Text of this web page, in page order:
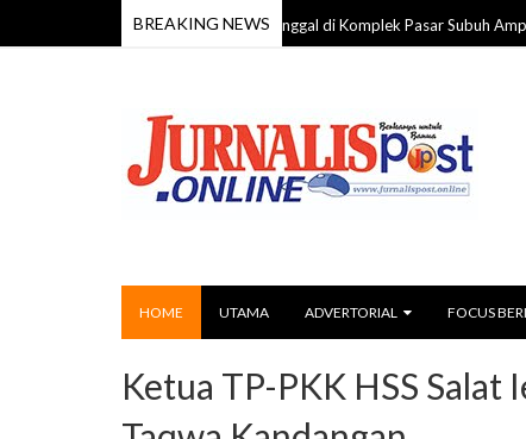
BREAKING NEWS
59 Tahun Ditemukan Meninggal di Komplek Pasar Subuh Ampah, Polisi
HOME UTAMA ADVERTORIAL FOCUS
Ketua TP-PKK HSS